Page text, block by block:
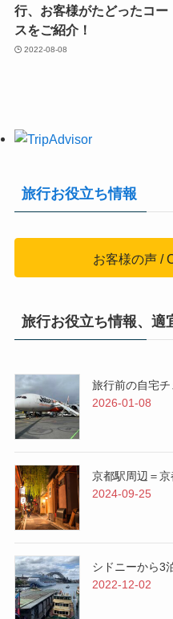
行、お客様がたどったコー
スをご紹介！
2022-08-08
旅行お役立ち情報
お客様の声 /
旅行お役立ち情報、適
旅行前の自宅チ
2026-01-08
京都駅周辺＝京
2024-09-25
シドニーから3
2022-12-02